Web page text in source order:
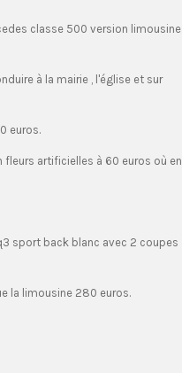
classe 500 version limousine
à la mairie , l'église et sur
euros.
artificielles à 60 euros où en
sport back blanc avec 2 coupes
la limousine 280 euros.